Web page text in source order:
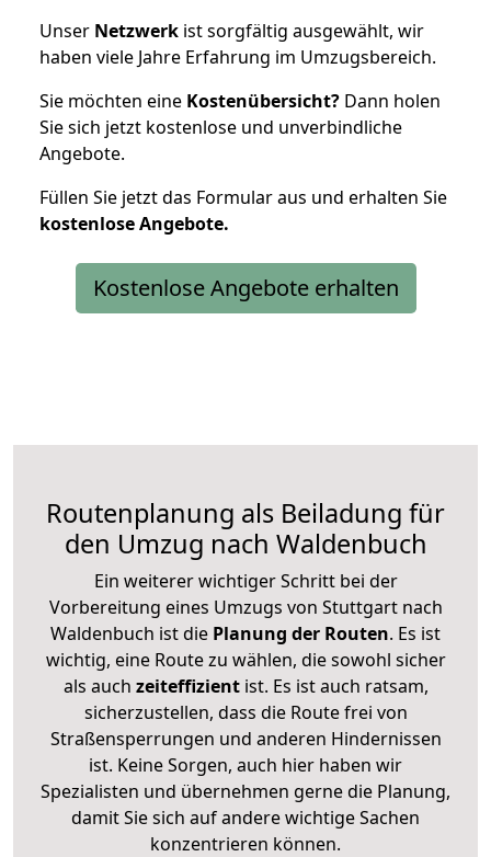
Unser Netzwerk ist sorgfältig ausgewählt, wir
haben viele Jahre Erfahrung im Umzugsbereich.
Sie möchten eine Kostenübersicht? Dann holen
Sie sich jetzt kostenlose und unverbindliche
Angebote.
Füllen Sie jetzt das Formular aus und erhalten Sie
kostenloseAngebote.
Kostenlose Angebote erhalten
Routenplanung als Beiladung für
den Umzug nach Waldenbuch
Ein weiterer wichtiger Schritt bei der
Vorbereitung eines Umzugs von Stuttgart nach
Waldenbuch ist die Planung der Routen. Es ist
wichtig, eine Route zu wählen, die sowohl sicher
als auch zeiteffizientist. Es ist auch ratsam,
sicherzustellen, dass die Route frei von
Straßensperrungen und anderen Hindernissen
ist. Keine Sorgen, auch hier haben wir
Spezialisten und übernehmen gerne die Planung,
damit Sie sich auf andere wichtige Sachen
konzentrieren können.